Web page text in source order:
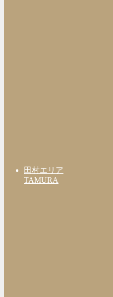
田村エリア
TAMURA